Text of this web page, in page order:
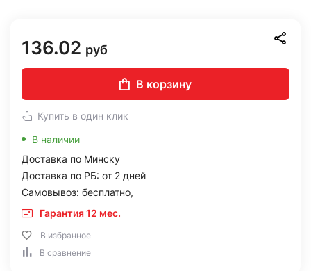
136.02 руб
В корзину
Купить в один клик
В наличии
Доставка по Минску
Доставка по РБ: от 2 дней
Самовывоз: бесплатно,
Гарантия 12 мес.
В избранное
В сравнение